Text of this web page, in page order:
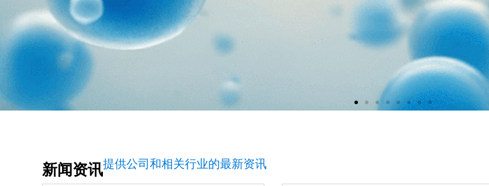
智能药物
新闻资讯提供公司和相关行业的最新资讯